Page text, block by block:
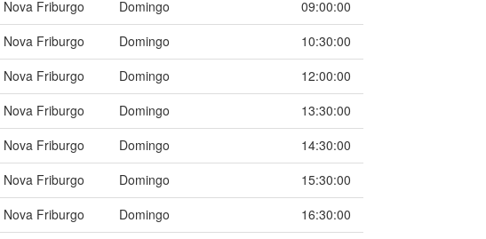
Nova Friburgo
Domingo
09:00:00
Nova Friburgo
Domingo
10:30:00
Nova Friburgo
Domingo
12:00:00
Nova Friburgo
Domingo
13:30:00
Nova Friburgo
Domingo
14:30:00
Nova Friburgo
Domingo
15:30:00
Nova Friburgo
Domingo
16:30:00